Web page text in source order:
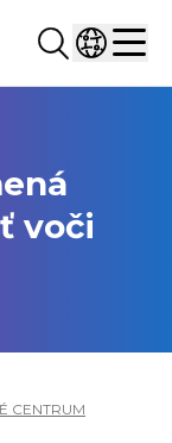
Hľadať...
Vyberte
voči
CENTRUM